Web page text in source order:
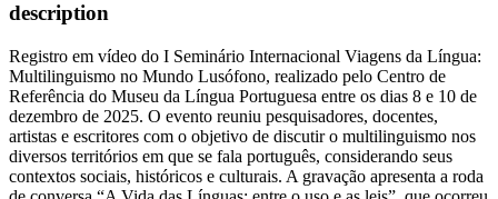
description
Registro em vídeo do I Seminário Internacional Viagens da Língua:
Multilinguismo no Mundo Lusófono, realizado pelo Centro de
Referência do Museu da Língua Portuguesa entre os dias 8 e 10 de
dezembro de 2025. O evento reuniu pesquisadores, docentes,
artistas e escritores com o objetivo de discutir o multilinguismo nos
diversos territórios em que se fala português, considerando seus
contextos sociais, históricos e culturais. A gravação apresenta a roda